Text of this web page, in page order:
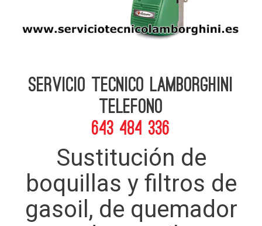
Servicio Tecnico Lamborghini
telefono
643 484 336
Sustitución de
boquillas y filtros de
gasoil, de quemador